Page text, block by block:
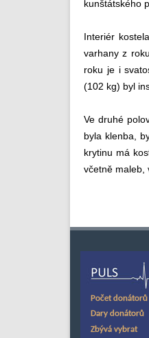
kunštátského
Interiér
varhany z
roku je i
(102 kg) byl
Ve druhé
byla klenba,
krytinu má
včetně maleb,